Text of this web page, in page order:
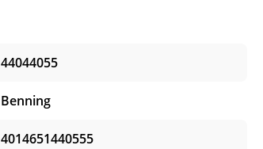
44044055
Benning
4014651440555